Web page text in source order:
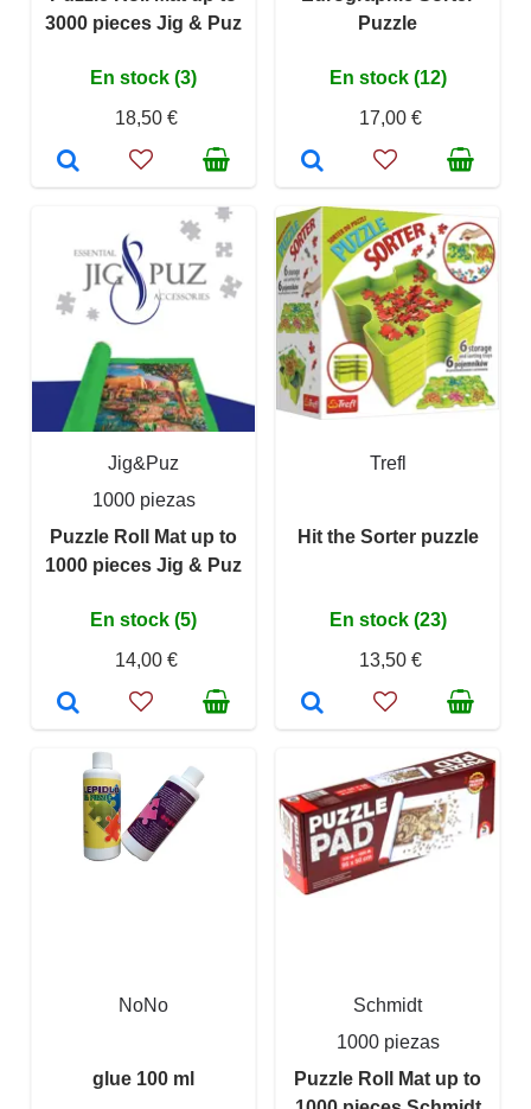
3000 pieces Jig & Puz
En stock (3)
18,50 €
Puzzle
En stock (12)
17,00 €
Jig&Puz
1000 piezas
Puzzle Roll Mat up to
1000 pieces Jig & Puz
En stock (5)
14,00 €
Trefl
Hit the Sorter puzzle
En stock (23)
13,50 €
NoNo
glue 100 ml
Schmidt
1000 piezas
Puzzle Roll Mat up to